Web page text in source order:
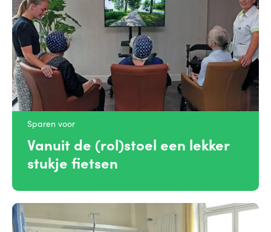
Sparen voor
Vanuit de (rol)stoel een lekker
stukje fietsen